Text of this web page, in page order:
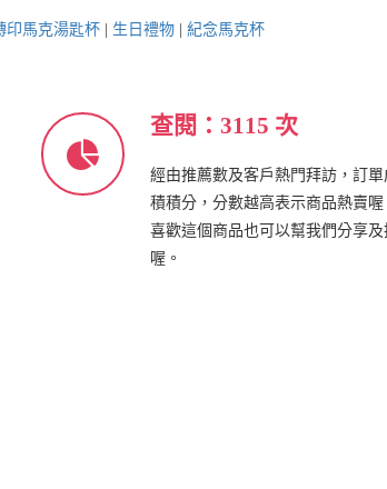
印馬克湯匙杯 生日禮物 紀念馬克杯
查閱：3115 次
經由推薦數及客戶熱門拜訪，訂單
積積分，分數越高表示商品熱賣喔
喜歡這個商品也可以幫我們分享及
喔。